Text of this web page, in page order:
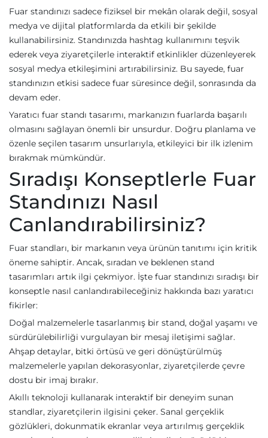
Fuar standınızı sadece fiziksel bir mekân olarak değil, sosyal
medya ve dijital platformlarda da etkili bir şekilde
kullanabilirsiniz. Standınızda hashtag kullanımını teşvik
ederek veya ziyaretçilerle interaktif etkinlikler düzenleyerek
sosyal medya etkileşimini artırabilirsiniz. Bu sayede, fuar
standınızın etkisi sadece fuar süresince değil, sonrasında da
devam eder.
Yaratıcı fuar standı tasarımı, markanızın fuarlarda başarılı
olmasını sağlayan önemli bir unsurdur. Doğru planlama ve
özenle seçilen tasarım unsurlarıyla, etkileyici bir ilk izlenim
bırakmak mümkündür.
Sıradışı Konseptlerle Fuar
Standınızı Nasıl
Canlandırabilirsiniz?
Fuar standları, bir markanın veya ürünün tanıtımı için kritik
öneme sahiptir. Ancak, sıradan ve beklenen stand
tasarımları artık ilgi çekmiyor. İşte fuar standınızı sıradışı bir
konseptle nasıl canlandırabileceğiniz hakkında bazı yaratıcı
fikirler:
Doğal malzemelerle tasarlanmış bir stand, doğal yaşamı ve
sürdürülebilirliği vurgulayan bir mesaj iletişimi sağlar.
Ahşap detaylar, bitki örtüsü ve geri dönüştürülmüş
malzemelerle yapılan dekorasyonlar, ziyaretçilerde çevre
dostu bir imaj bırakır.
Akıllı teknoloji kullanarak interaktif bir deneyim sunan
standlar, ziyaretçilerin ilgisini çeker. Sanal gerçeklik
gözlükleri, dokunmatik ekranlar veya artırılmış gerçeklik